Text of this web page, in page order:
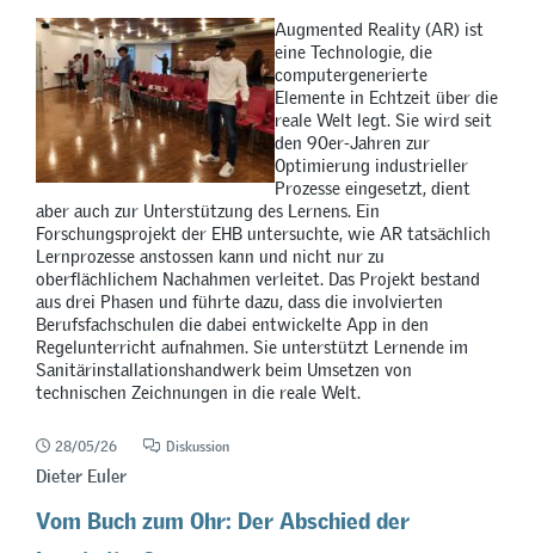
Augmented Reality (AR) ist
eine Technologie, die
computergenerierte
Elemente in Echtzeit über die
reale Welt legt. Sie wird seit
den 90er-Jahren zur
Optimierung industrieller
Prozesse eingesetzt, dient
aber auch zur Unterstützung des Lernens. Ein
Forschungsprojekt der EHB untersuchte, wie AR tatsächlich
Lernprozesse anstossen kann und nicht nur zu
oberflächlichem Nachahmen verleitet. Das Projekt bestand
aus drei Phasen und führte dazu, dass die involvierten
Berufsfachschulen die dabei entwickelte App in den
Regelunterricht aufnahmen. Sie unterstützt Lernende im
Sanitärinstallationshandwerk beim Umsetzen von
technischen Zeichnungen in die reale Welt.
28/05/26 Diskussion
Dieter Euler
Vom Buch zum Ohr: Der Abschied der